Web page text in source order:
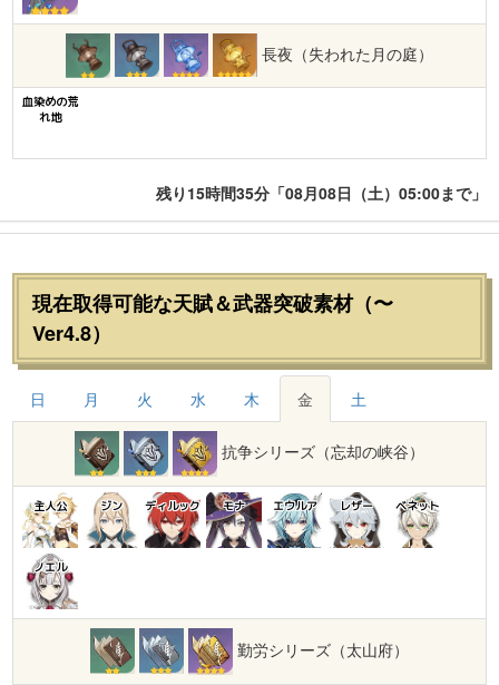
長夜（失われた月の庭）
血染めの荒
れ地
残り15時間35分「08月08日（土）05:00まで」
現在取得可能な天賦＆武器突破素材（〜
Ver4.8）
日 月 火 水 木 金 土
抗争シリーズ（忘却の峡谷）
主人公 ジン ディルック モナ エウルア レザー ベネット
ノエル
勤労シリーズ（太山府）